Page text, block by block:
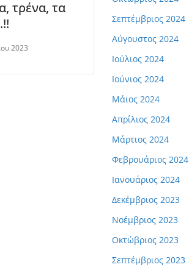
τρένα, τα
2023
Σεπτέμβριος 2024
Αύγουστος 2024
Ιούλιος 2024
Ιούνιος 2024
Μάιος 2024
Απρίλιος 2024
Μάρτιος 2024
Φεβρουάριος 2024
Ιανουάριος 2024
Δεκέμβριος 2023
Νοέμβριος 2023
Οκτώβριος 2023
Σεπτέμβριος 2023